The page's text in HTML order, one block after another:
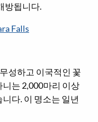
방됩니다.
Falls
성하고 이국적인 꽃
는 2,000마리 이상
다. 이 명소는 일년